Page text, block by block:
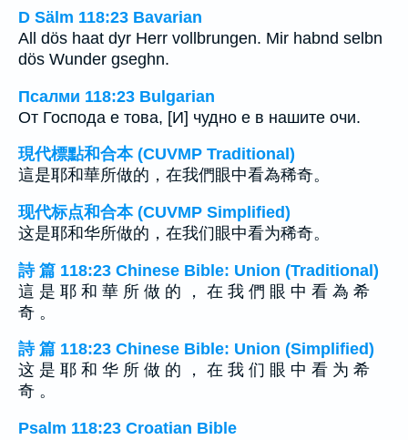
D Sälm 118:23 Bavarian
All dös haat dyr Herr vollbrungen. Mir habnd selbn
dös Wunder gseghn.
Псалми 118:23 Bulgarian
От Господа е това, [И] чудно е в нашите очи.
現代標點和合本 (CUVMP Traditional)
這是耶和華所做的，在我們眼中看為稀奇。
现代标点和合本 (CUVMP Simplified)
这是耶和华所做的，在我们眼中看为稀奇。
詩 篇 118:23 Chinese Bible: Union (Traditional)
這 是 耶 和 華 所 做 的 ， 在 我 們 眼 中 看 為 希
奇 。
詩 篇 118:23 Chinese Bible: Union (Simplified)
这 是 耶 和 华 所 做 的 ， 在 我 们 眼 中 看 为 希
奇 。
Psalm 118:23 Croatian Bible